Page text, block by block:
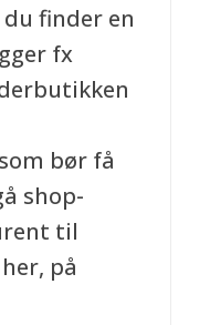
finder en
fx
bør få
shop-
til
på